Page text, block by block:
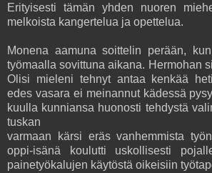
Erityisesti tämän yhden nuoren
melkoista kangertelua ja opettelua.
Monena aamuna soittelin perään,
työmaalla sovittuna aikana. Hermohan
Olisi mieleni tehnyt antaa kenkää
edes vasara ei meinannut kädessä
kuulla kunniansa huonosti tehdystä
tuskan
varmaan kärsi eräs vanhemmista
oppi-isänä koulutti uskollisesti
painetyökalujen käytöstä oikeisiin